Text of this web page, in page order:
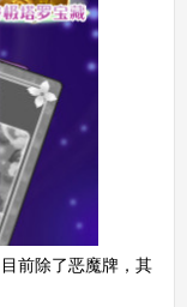
前除了恶魔牌，其